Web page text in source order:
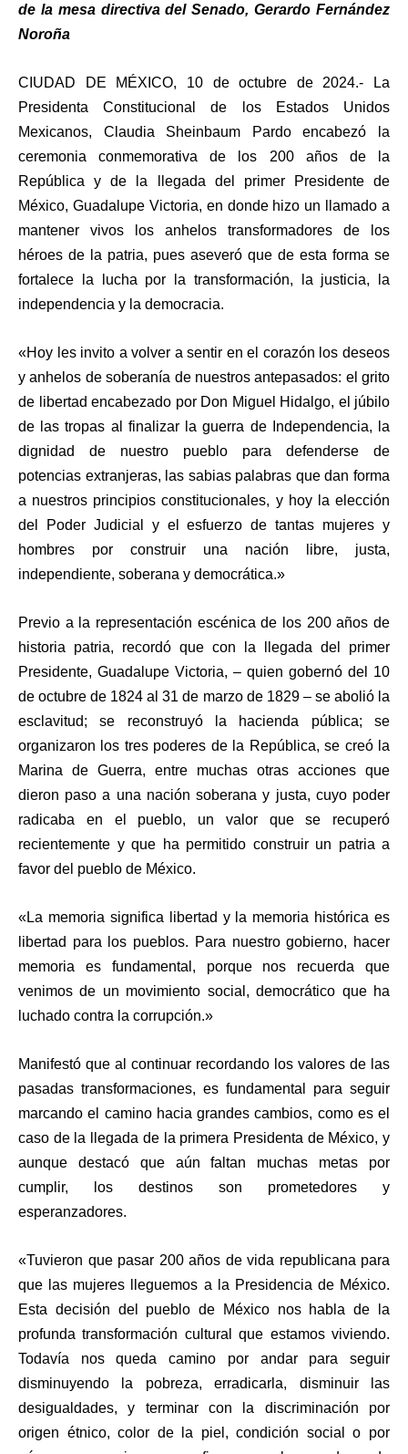
de la mesa directiva del Senado, Gerardo Fernández
Noroña
CIUDAD DE MÉXICO, 10 de octubre de 2024.-
La
Presidenta Constitucional de los Estados Unidos
Mexicanos, Claudia Sheinbaum Pardo encabezó la
ceremonia conmemorativa de los 200 años de la
República y de la llegada del primer Presidente de
México, Guadalupe Victoria, en donde hizo un llamado a
mantener vivos los anhelos transformadores de los
héroes de la patria, pues aseveró que de esta forma se
fortalece la lucha por la transformación, la justicia, la
independencia y la democracia.
«Hoy les invito a volver a sentir en el corazón los deseos
y anhelos de soberanía de nuestros antepasados: el grito
de libertad encabezado por Don Miguel Hidalgo, el júbilo
de las tropas al finalizar la guerra de Independencia, la
dignidad de nuestro pueblo para defenderse de
potencias extranjeras, las sabias palabras que dan forma
a nuestros principios constitucionales, y hoy la elección
del Poder Judicial y el esfuerzo de tantas mujeres y
hombres por construir una nación libre, justa,
independiente, soberana y democrática.»
Previo a la representación escénica de los 200 años de
historia patria, recordó que con la llegada del primer
Presidente, Guadalupe Victoria, – quien gobernó del 10
de octubre de 1824 al 31 de marzo de 1829 – se abolió la
esclavitud; se reconstruyó la hacienda pública; se
organizaron los tres poderes de la República, se creó la
Marina de Guerra, entre muchas otras acciones que
dieron paso a una nación soberana y justa, cuyo poder
radicaba en el pueblo, un valor que se recuperó
recientemente y que ha permitido construir un patria a
favor del pueblo de México.
«La memoria significa libertad y la memoria histórica es
libertad para los pueblos. Para nuestro gobierno, hacer
memoria es fundamental, porque nos recuerda que
venimos de un movimiento social, democrático que ha
luchado contra la corrupción.»
Manifestó que al continuar recordando los valores de las
pasadas transformaciones, es fundamental para seguir
marcando el camino hacia grandes cambios, como es el
caso de la llegada de la primera Presidenta de México, y
aunque destacó que aún faltan muchas metas por
cumplir, los destinos son prometedores y
esperanzadores.
«Tuvieron que pasar 200 años de vida republicana para
que las mujeres lleguemos a la Presidencia de México.
Esta decisión del pueblo de México nos habla de la
profunda transformación cultural que estamos viviendo.
Todavía nos queda camino por andar para seguir
disminuyendo la pobreza, erradicarla, disminuir las
desigualdades, y terminar con la discriminación por
origen étnico, color de la piel, condición social o por